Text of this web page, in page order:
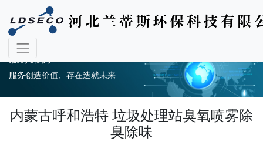
服务案例
服务创造价值、存在造就未来
内蒙古呼和浩特 垃圾处理站臭氧喷雾除
臭除味